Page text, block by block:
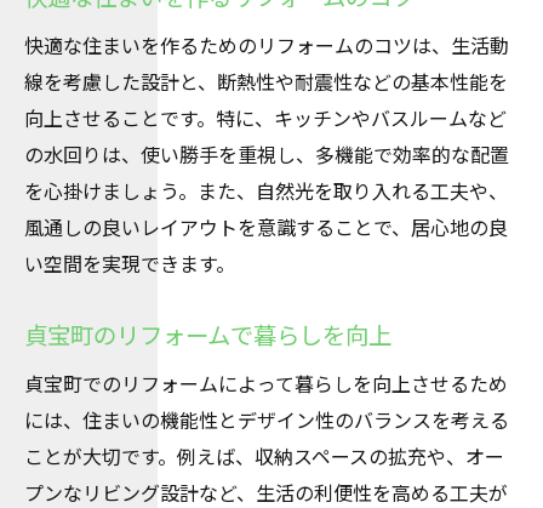
快適な住まいを作るためのリフォームのコツは、生活動
線を考慮した設計と、断熱性や耐震性などの基本性能を
向上させることです。特に、キッチンやバスルームなど
の水回りは、使い勝手を重視し、多機能で効率的な配置
を心掛けましょう。また、自然光を取り入れる工夫や、
風通しの良いレイアウトを意識することで、居心地の良
い空間を実現できます。
貞宝町のリフォームで暮らしを向上
貞宝町でのリフォームによって暮らしを向上させるため
には、住まいの機能性とデザイン性のバランスを考える
ことが大切です。例えば、収納スペースの拡充や、オー
プンなリビング設計など、生活の利便性を高める工夫が